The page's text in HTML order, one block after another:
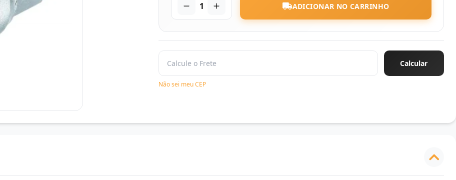
1 ADICIONAR NO CARRINHO
Não sei meu CEP